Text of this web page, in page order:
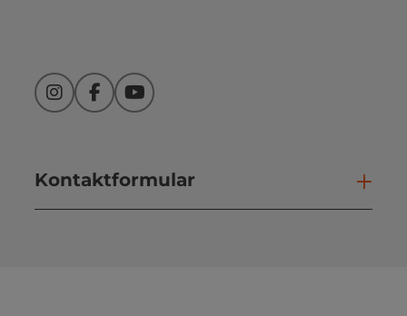
InstagramFacebookYouTube
Kontaktformular